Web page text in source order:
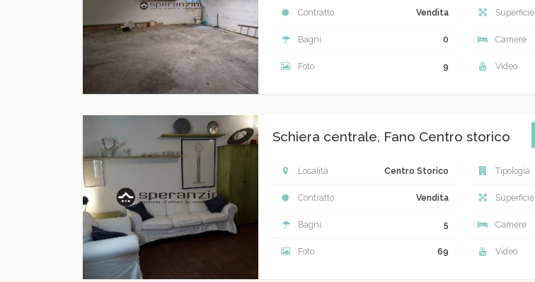
Contratto Vendita Superficie
Bagni 0 Camere
Foto 9 Video
Schiera centrale, Fano Centro storico
Località Centro Storico Tipologia
Contratto Vendita Superficie
Bagni 5 Camere
Foto 69 Video